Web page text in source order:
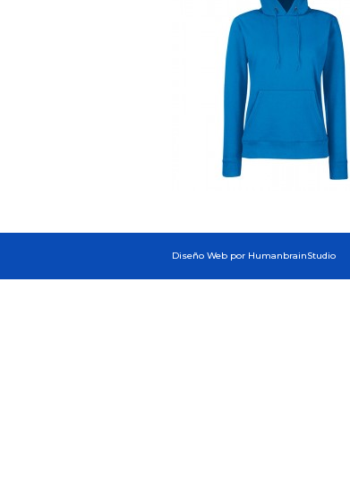
Diseño Web por HumanbrainStudio